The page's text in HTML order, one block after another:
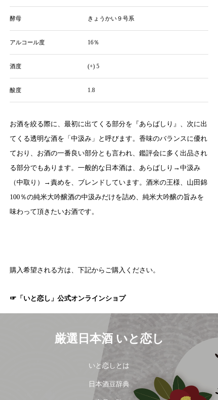
酵母 きょうかい９号系
アルコール度 16％
酒度 (+) 5
酸度 1.8
お酒を絞る際に、最初に出てくる部分を『あらばしり』、次に出
てくる透明な酒を「中汲み」と呼びます。香味のバランスに優れ
ており、お酒の一番良い部分とも言われ、鑑評会に多く出品され
る部分でもあります。一般的な日本酒は、あらばしり→中汲み
（中取り）→責めを、ブレンドしています。酒米の王様、山田錦
100％の純米大吟醸酒の中汲みだけを詰め、純米大吟醸の旨みを
味わって頂きたいお酒です。
購入希望される方は、下記からご購入ください。
☞「いと恋し」公式オンラインショプ
厳選日本酒 いと恋し
いと恋しとは
日本酒豆辞典